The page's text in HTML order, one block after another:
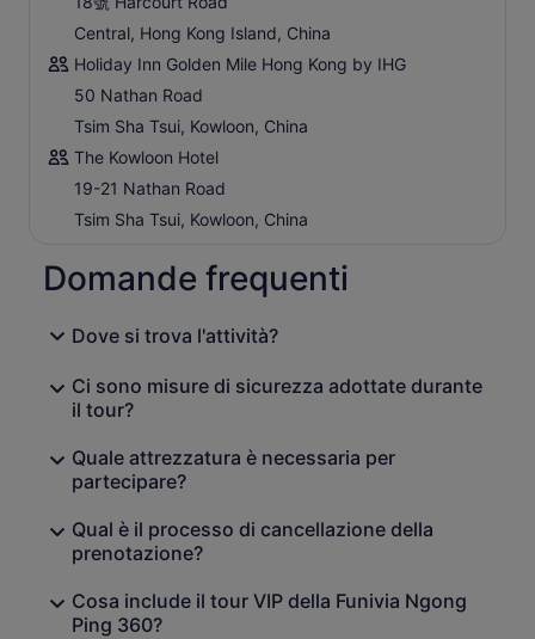
Central, Hong Kong Island, China
Holiday Inn Golden Mile Hong Kong by IHG
50 Nathan Road
Tsim Sha Tsui, Kowloon, China
The Kowloon Hotel
19-21 Nathan Road
Tsim Sha Tsui, Kowloon, China
Domande frequenti
Dove si trova l'attività?
Ci sono misure di sicurezza adottate durante
il tour?
Quale attrezzatura è necessaria per
partecipare?
Qual è il processo di cancellazione della
prenotazione?
Cosa include il tour VIP della Funivia Ngong
Ping 360?